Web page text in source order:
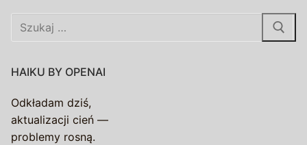
Szukaj:
HAIKU BY OPENAI
Odkładam dziś,
aktualizacji cień —
problemy rosną.